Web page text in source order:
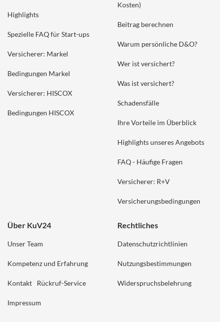
Highlights
Spezielle FAQ für Start-ups
Versicherer: Markel
Bedingungen Markel
Versicherer: HISCOX
Bedingungen HISCOX
Kosten)
Beitrag berechnen
Warum persönliche D&O?
Wer ist versichert?
Was ist versichert?
Schadensfälle
Ihre Vorteile im Überblick
Highlights unseres Angebots
FAQ - Häufige Fragen
Versicherer: R+V
Versicherungsbedingungen
Über KuV24
Unser Team
Kompetenz und Erfahrung
Kontakt Rückruf-Service
Impressum
Rechtliches
Datenschutzrichtlinien
Nutzungsbestimmungen
Widerspruchsbelehrung